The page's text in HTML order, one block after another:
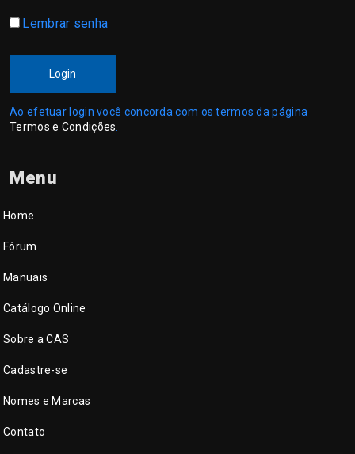
Lembrar senha
Login
Ao efetuar login você concorda com os termos da página
Termos e Condições
Menu
Home
Fórum
Manuais
Catálogo Online
Sobre a CAS
Cadastre-se
Nomes e Marcas
Contato